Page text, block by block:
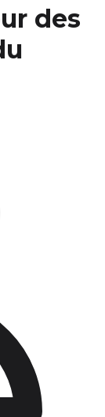
des